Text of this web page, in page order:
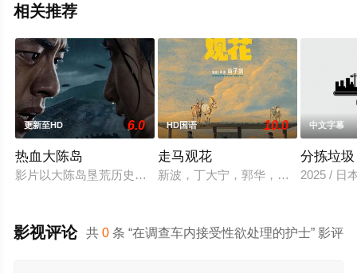
相关推荐
更新至HD 6.0
热血大陈岛
影片以大陈岛垦荒历史为创作底色，在尊重历史真实性的前提
HD国语 10.0
走马观花
新波，丁大宁，郭华，程一木他们毕
中文字幕
分拣垃
2025 / 日
共0 条 “在调查车内接受性欲处理的护士” 影评
影视评论